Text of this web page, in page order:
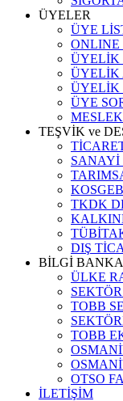
ÜYELER
ÜYE
ONLINE
ÜYELİK
ÜYELİK
ÜYELİK
ÜYE
TEŞVİK ve
SANAYİ
TKDK
DIŞ
BİLGİ
ÜLKE
TOBB
TOBB
OTSO
İLETİŞİM